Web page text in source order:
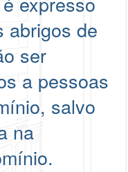
abrigos de
ser
a pessoas
salvo
na